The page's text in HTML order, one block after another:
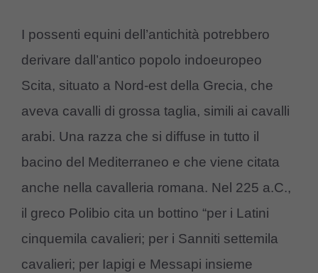
I possenti equini dell’antichità potrebbero
derivare dall’antico popolo indoeuropeo
Scita, situato a Nord-est della Grecia, che
aveva cavalli di grossa taglia, simili ai cavalli
arabi. Una razza che si diffuse in tutto il
bacino del Mediterraneo e che viene citata
anche nella cavalleria romana. Nel 225 a.C.,
il greco Polibio cita un bottino “per i Latini
cinquemila cavalieri; per i Sanniti settemila
cavalieri; per Iapigi e Messapi insieme